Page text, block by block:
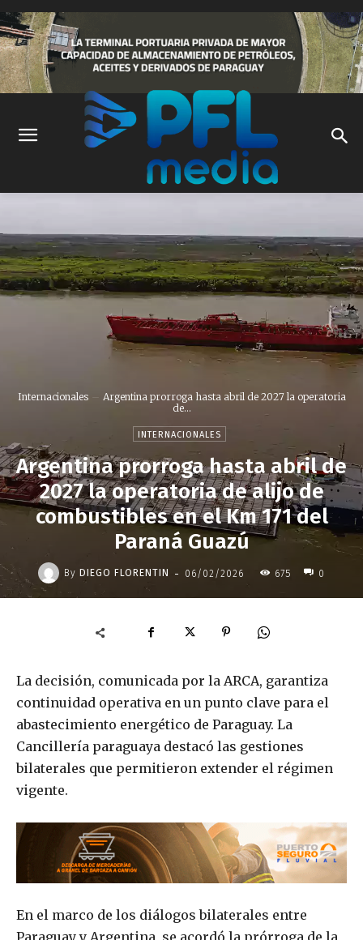
Internacionales
Argentina prorroga hasta abril de 2027 la operatoria
de...
INTERNACIONALES
Argentina prorroga hasta abril de
2027 la operatoria de alijo de
combustibles en el Km 171 del
Paraná Guazú
By DIEGO FLORENTIN - 06/02/2026 675 0
La decisión, comunicada por la ARCA, garantiza
continuidad operativa en un punto clave para el
abastecimiento energético de Paraguay. La
Cancillería paraguaya destacó las gestiones
bilaterales que permitieron extender el régimen
vigente.
En el marco de los diálogos bilaterales entre